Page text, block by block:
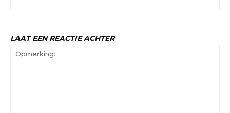
LAAT EEN REACTIE ACHTER